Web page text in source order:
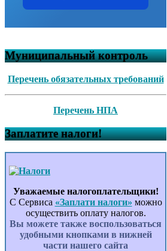
Муниципальный контроль
Перечень обязательных требований
Перечень НПА
Заплатите налоги!
Уважаемые налогоплательщики!
С Сервиса «Заплати налоги» можно
осуществить оплату налогов.
Вы можете также воспользоваться
удобными кнопками в нижней
части нашего сайта